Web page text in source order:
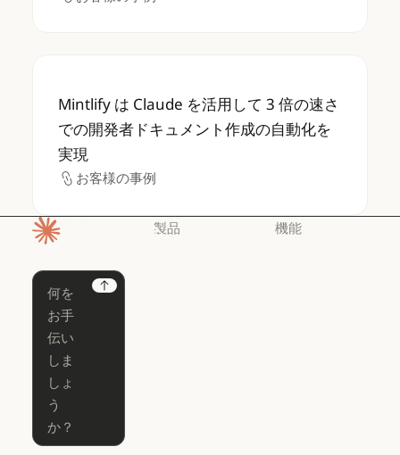
Mintlify は Claude を活用して 3 倍の速さで
Mintlify は Claude を活用して 3 倍の速さ
での開発者ドキュメント作成の自動化を
実現
お客様の事例
お客様の事例
Next
製品 機能